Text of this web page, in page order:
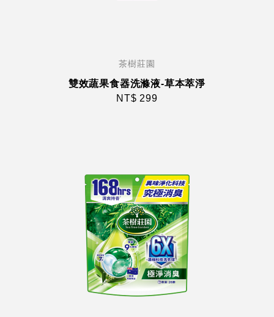
茶樹莊園
雙效蔬果食器洗滌液-草本萃淨
NT$ 299